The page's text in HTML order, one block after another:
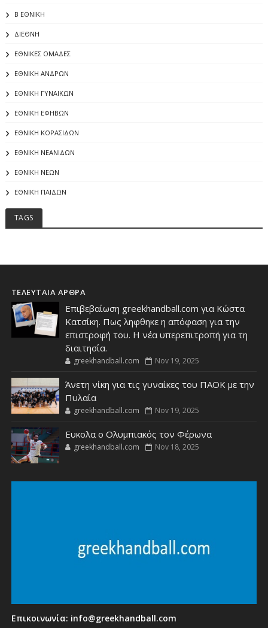
Β ΕΘΝΙΚΗ
ΔΙΕΘΝΗ
ΕΘΝΙΚΕΣ ΟΜΑΔΕΣ
ΕΘΝΙΚΗ ΑΝΔΡΩΝ
ΕΘΝΙΚΗ ΓΥΝΑΙΚΩΝ
ΕΘΝΙΚΗ ΕΦΗΒΩΝ
ΕΘΝΙΚΗ ΚΟΡΑΣΙΔΩΝ
ΕΘΝΙΚΗ ΝΕΑΝΙΔΩΝ
ΕΘΝΙΚΗ ΝΕΩΝ
ΕΘΝΙΚΗ ΠΑΙΔΩΝ
TAGS
ΤΕΛΕΥΤΑΙΑ ΑΡΘΡΑ
Επιβεβαίωση greekhandball.com για Κώστα
Κατσίκη. Πως ληφθηκε η απόφαση για την
επιστροφή του. Η νέα υπερεπιτροπή για τη
διαιτησία.
greekhandball.com Nov 19, 2025
Άνετη νίκη για τις γυναίκες του ΠΑΟΚ με την
Πυλαία
greekhandball.com Nov 19, 2025
Ευκολα ο Ολυμπιακός τον Φέρωνα
greekhandball.com Nov 18, 2025
Επικοινωνία: info@greekhandball.com